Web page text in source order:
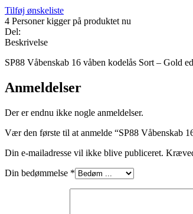
Tilføj ønskeliste
4 Personer kigger på produktet nu
Del:
Beskrivelse
SP88 Våbenskab 16 våben kodelås Sort – Gold
Anmeldelser
Der er endnu ikke nogle anmeldelser.
Vær den første til at anmelde “SP88 Våbenskab
Din e-mailadresse vil ikke blive publiceret.
Din bedømmelse *